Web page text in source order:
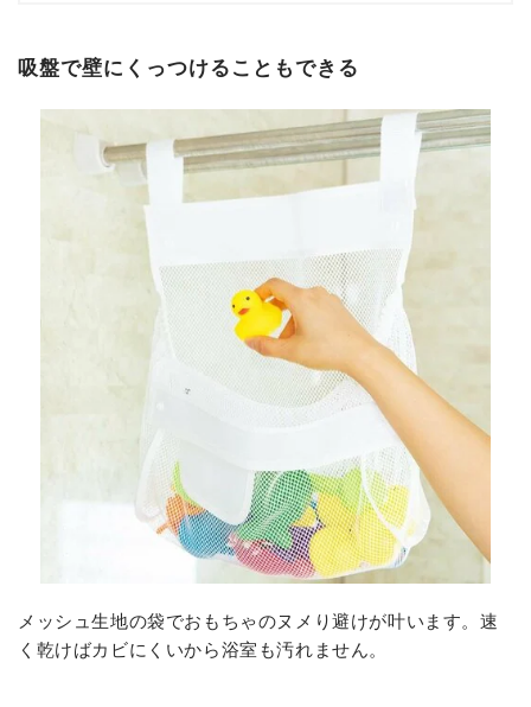
吸盤で壁にくっつけることもできる
メッシュ生地の袋でおもちゃのヌメり避けが叶います。速
く乾けばカビにくいから浴室も汚れません。